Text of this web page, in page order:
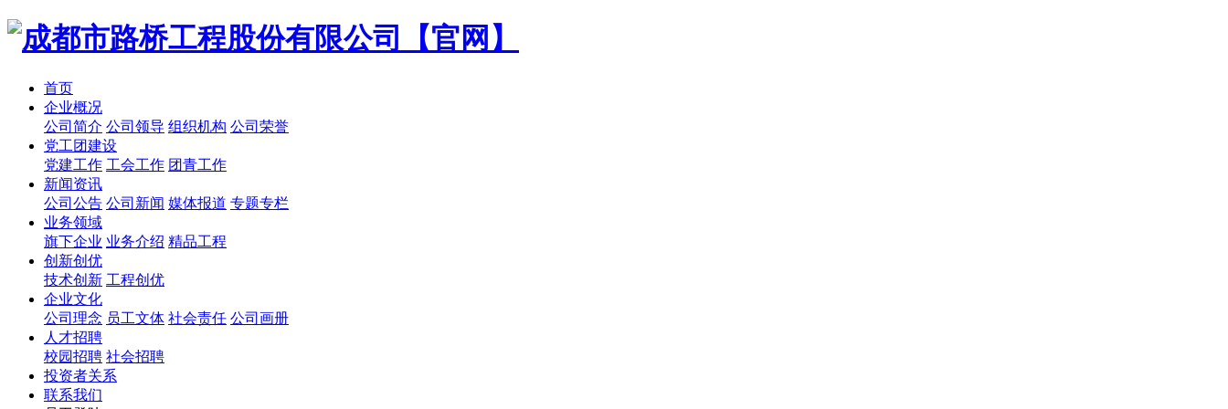
首页
企业概况
公司简介 公司领导 组织机构 公司荣誉
党工团建设
党建工作 工会工作 团青工作
新闻资讯
公司公告 公司新闻 媒体报道 专题专栏
业务领域
旗下企业 业务介绍 精品工程
创新创优
技术创新 工程创优
企业文化
公司理念 员工文体 社会责任 公司画册
人才招聘
校园招聘 社会招聘
投资者关系
联系我们